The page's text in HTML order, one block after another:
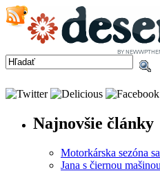
Najnovšie články
Motorkárska sezóna
Jana s čiernou mašinou